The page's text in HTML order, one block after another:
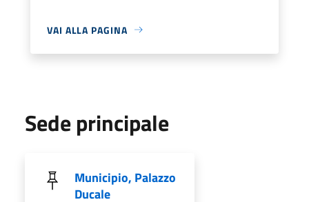
VAI ALLA PAGINA
Sede principale
Municipio, Palazzo
Ducale